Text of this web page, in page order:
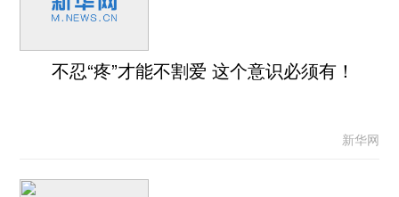
不忍“疼”才能不割爱 这个意识必须有！
新华网